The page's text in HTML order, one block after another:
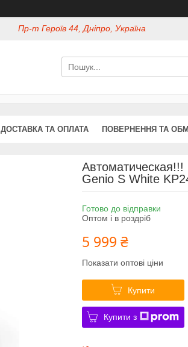
Пр-т Героїв 44, Дніпро, Україна
ДОСТАВКА ТА ОПЛАТА ПОВЕРНЕННЯ ТА
Genio S White
Готово до відправки
Оптом і в роздріб
5 999 ₴
Показати оптові ціни
Купити
Купити з